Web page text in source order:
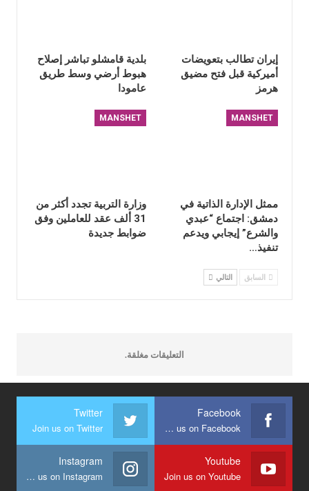
إيران تطالب بتعويضات
أميركية قبل فتح مضيق
هرمز
بلدية قامشلو تباشر إصلاح
هبوط أرضي وسط طريق
عامودا
MANSHET
ممثل الإدارة الذاتية في
دمشق: اجتماع “عبدي
والشرع” إيجابي ويدعم
تنفيذ…
MANSHET
وزارة التربية تجدد أكثر من
31 ألف عقد للعاملين وفق
ضوابط جديدة
السابق التالي
التعليقات مغلقة.
Facebook
Join us on Facebook
Twitter
Join us on Twitter
Youtube
Join us on Youtube
Instagram
Join us on Instagram